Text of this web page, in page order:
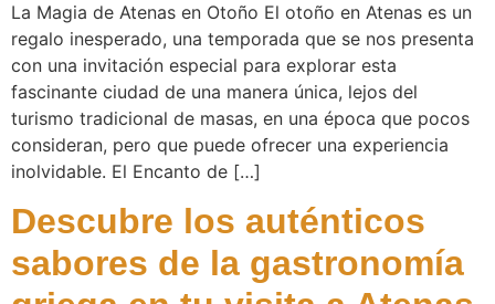
La Magia de Atenas en Otoño El otoño en Atenas es un
regalo inesperado, una temporada que se nos presenta
con una invitación especial para explorar esta
fascinante ciudad de una manera única, lejos del
turismo tradicional de masas, en una época que pocos
consideran, pero que puede ofrecer una experiencia
inolvidable. El Encanto de […]
Descubre los auténticos
sabores de la gastronomía